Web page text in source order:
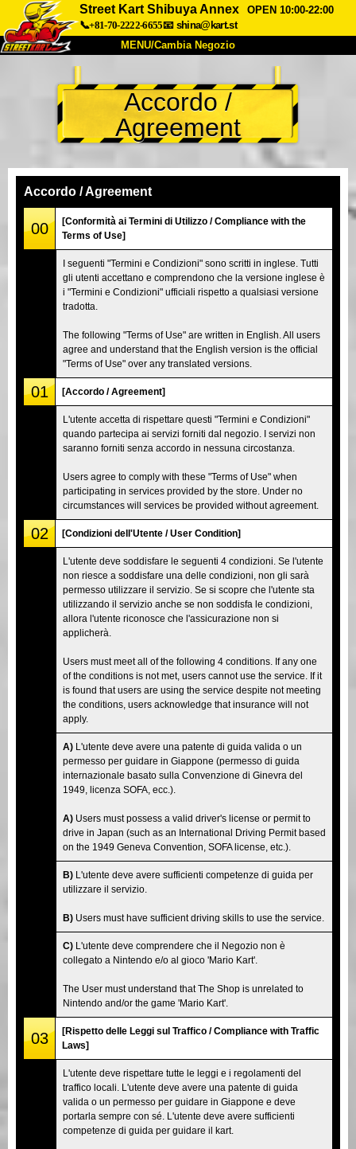
Street Kart Shibuya Annex
OPEN 10:00-22:00
📞+81-70-2222-6655📧 shina@kart.st
MENU/Cambia Negozio
Chi Siamo Specifiche Prezzo
Accesso Recensioni FAQ
Prenotazioni
Cambia Negozio
Tokyo Shinagawa
Tokyo Akihabara#2
Tokyo Shibuya Annex Tokyo Bay
Tokyo Asakusa Osaka
Accordo /
Agreement
Accordo / Agreement
00
[Conformità ai Termini di Utilizzo / Compliance with the
Terms of Use]
I seguenti "Termini e Condizioni" sono scritti in inglese. Tutti
gli utenti accettano e comprendono che la versione inglese è
i "Termini e Condizioni" ufficiali rispetto a qualsiasi versione
tradotta.
The following "Terms of Use" are written in English. All users
agree and understand that the English version is the official
"Terms of Use" over any translated versions.
01 [Accordo / Agreement]
L'utente accetta di rispettare questi "Termini e Condizioni"
quando partecipa ai servizi forniti dal negozio. I servizi non
saranno forniti senza accordo in nessuna circostanza.
Users agree to comply with these "Terms of Use" when
participating in services provided by the store. Under no
circumstances will services be provided without agreement.
02 [Condizioni dell'Utente / User Condition]
L'utente deve soddisfare le seguenti 4 condizioni. Se l'utente
non riesce a soddisfare una delle condizioni, non gli sarà
permesso utilizzare il servizio. Se si scopre che l'utente sta
utilizzando il servizio anche se non soddisfa le condizioni,
allora l'utente riconosce che l'assicurazione non si
applicherà.
Users must meet all of the following 4 conditions. If any one
of the conditions is not met, users cannot use the service. If it
is found that users are using the service despite not meeting
the conditions, users acknowledge that insurance will not
apply.
A) L'utente deve avere una patente di guida valida o un
permesso per guidare in Giappone (permesso di guida
internazionale basato sulla Convenzione di Ginevra del
1949, licenza SOFA, ecc.).
A) Users must possess a valid driver's license or permit to
drive in Japan (such as an International Driving Permit based
on the 1949 Geneva Convention, SOFA license, etc.).
B) L'utente deve avere sufficienti competenze di guida per
utilizzare il servizio.
B) Users must have sufficient driving skills to use the service.
C) L'utente deve comprendere che il Negozio non è
collegato a Nintendo e/o al gioco 'Mario Kart'.
The User must understand that The Shop is unrelated to
Nintendo and/or the game 'Mario Kart'.
03
[Rispetto delle Leggi sul Traffico / Compliance with Traffic
Laws]
L'utente deve rispettare tutte le leggi e i regolamenti del
traffico locali. L'utente deve avere una patente di guida
valida o un permesso per guidare in Giappone e deve
portarla sempre con sé. L'utente deve avere sufficienti
competenze di guida per guidare il kart.